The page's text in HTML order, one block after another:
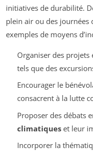
initiatives de durabilité.
plein air ou des journées
exemples de moyens
Organiser des
tels que des
Encourager le
consacrent à la lutte
Proposer des débats
climatiqueset leur
Incorporer la